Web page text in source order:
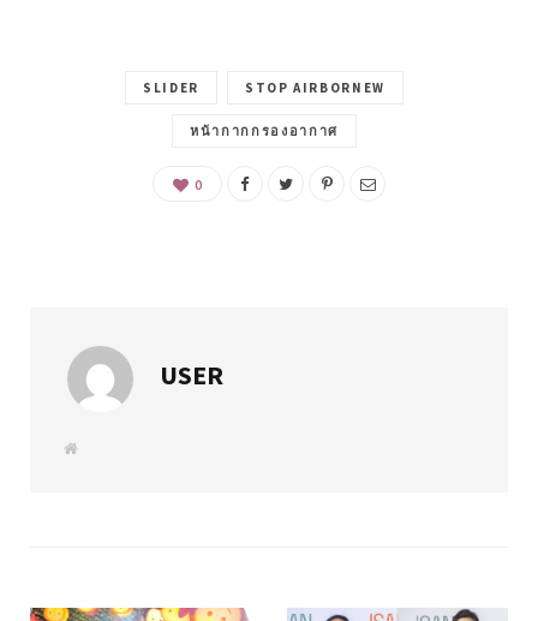
SLIDER STOP AIRBORNEW
หน้ากากกรองอากาศ
0
USER
W